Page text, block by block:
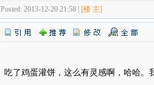
Posted: 2013-12-20 21:58 |[楼 主]
吃了鸡蛋灌饼，这么有灵感啊，哈哈。